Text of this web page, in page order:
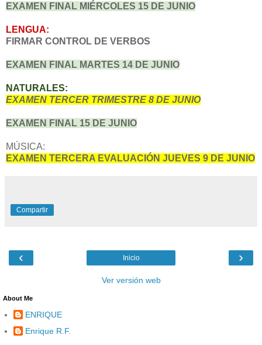
EXAMEN FINAL MIÉRCOLES 15 DE JUNIO
LENGUA:
FIRMAR CONTROL DE VERBOS
EXAMEN FINAL MARTES 14 DE JUNIO
NATURALES:
EXAMEN TERCER TRIMESTRE 8 DE JUNIO
EXAMEN FINAL 15 DE JUNIO
MÚSICA:
EXAMEN TERCERA EVALUACIÓN JUEVES 9 DE JUNIO
Compartir
‹ ›
Inicio
Ver versión web
About Me
ENRIQUE
Enrique R.F.